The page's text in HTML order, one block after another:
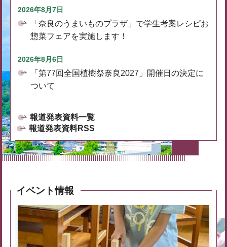
2026年8月7日
「奈良のうまいものプラザ」で学生考案レシピお
惣菜フェアを実施します！
2026年8月6日
「第77回全国植樹祭奈良2027」開催日の決定に
ついて
報道発表資料一覧
報道発表資料RSS
イベント情報